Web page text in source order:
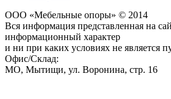
ООО «Мебельные опоры» © 2014
Вся информация представленная на
информационный характер
и ни при каких условиях не является
Офис/Склад:
МО, Мытищи, ул. Воронина, стр. 16